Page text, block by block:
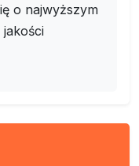
o najwyższym
jakości